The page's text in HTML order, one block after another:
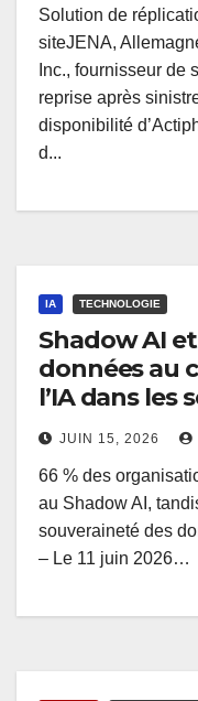
Solution de
siteJENA,
Inc., fournisseur de
reprise après
disponibilité
d...
IA TECHNOLOGIE
Shadow AI
données au
l’IA dans les
JUIN 15, 2026
66 % des
au Shadow AI,
souveraineté des
– Le 11 juin 2026…